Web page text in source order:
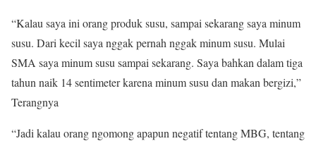
“Kalau saya ini orang produk susu, sampai sekarang saya minum
susu. Dari kecil saya nggak pernah nggak minum susu. Mulai
SMA saya minum susu sampai sekarang. Saya bahkan dalam tiga
tahun naik 14 sentimeter karena minum susu dan makan bergizi,”
Terangnya
“Jadi kalau orang ngomong apapun negatif tentang MBG, tentang